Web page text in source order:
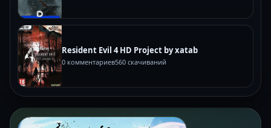
Resident Evil 4 HD Project by xatab
0 комментариев560 скачиваний